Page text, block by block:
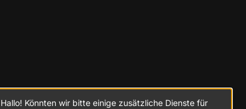
Hallo! Könnten wir bitte einige zusätzliche Dienste für